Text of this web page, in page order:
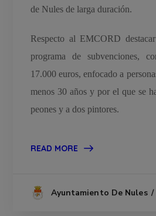
de Nules de larga duración.
Respecto al EMCORD
programa de subvenciones,
17.000 euros, enfocado a
menos 30 años y por el que se
peones y a dos pintores.
READ MORE
Ayuntamiento De Nules